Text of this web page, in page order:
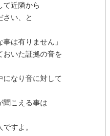
て近隣から
さい、と
は有りません」
おいた証拠の音を
になり音に対して
聞こえる事は
すよ。